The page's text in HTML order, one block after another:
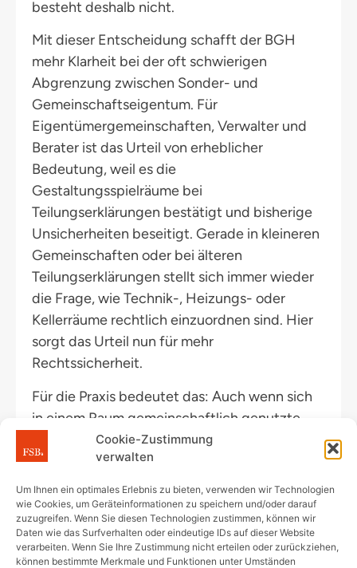
Cookie-Zustimmung
verwalten
Um Ihnen ein optimales Erlebnis zu bieten, verwenden wir Technologien
wie Cookies, um Geräteinformationen zu speichern und/oder darauf
zuzugreifen. Wenn Sie diesen Technologien zustimmen, können wir
Daten wie das Surfverhalten oder eindeutige IDs auf dieser Website
verarbeiten. Wenn Sie Ihre Zustimmung nicht erteilen oder zurückziehen,
können bestimmte Merkmale und Funktionen unter Umständen
besteht deshalb nicht.
Mit dieser Entscheidung schafft der BGH
mehr Klarheit bei der oft schwierigen
Abgrenzung zwischen Sonder- und
Gemeinschaftseigentum. Für
Eigentümergemeinschaften, Verwalter und
Berater ist das Urteil von erheblicher
Bedeutung, weil es die
Gestaltungsspielräume bei
Teilungserklärungen bestätigt und bisherige
Unsicherheiten beseitigt. Gerade in kleineren
Gemeinschaften oder bei älteren
Teilungserklärungen stellt sich immer wieder
die Frage, wie Technik-, Heizungs- oder
Kellerräume rechtlich einzuordnen sind. Hier
sorgt das Urteil nun für mehr
Rechtssicherheit.
Für die Praxis bedeutet das: Auch wenn sich
in einem Raum gemeinschaftlich genutzte
Anlagen befinden, sollte stets genau geprüft
werden, wie die Teilungserklärung den Raum
zuordnet. Die technische Nutzung allein
macht aus einem Raum noch kein
Gemeinschaftseigentum.